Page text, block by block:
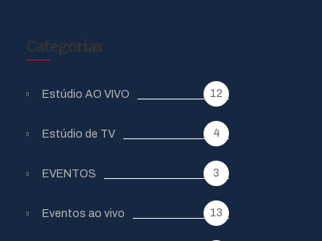
Categorias
Estúdio AO VIVO 12
Estúdio de TV 4
EVENTOS 3
Eventos ao vivo 13